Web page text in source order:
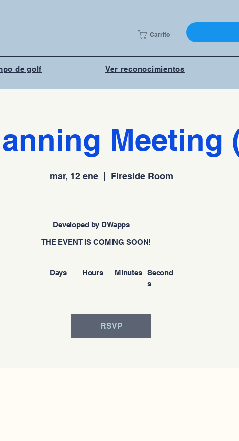
Carrito
de golf Ver reconocimientos
Meeting
mar, 12 ene
  |
Fireside Room
Second
s
Minutes
Hours
Days
THE EVENT IS COMING SOON!
Developed by DWapps
RSVP